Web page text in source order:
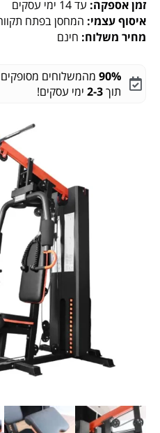
זמן אספקה: עד 14 ימי עסקים
איסוף עצמי: המחסן בפתח
מחיר משלוח: חינם
90% מהמשלוחים מסופקים
תוך2-3 ימי עסקים!